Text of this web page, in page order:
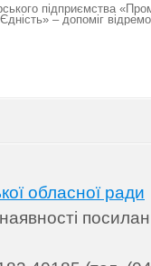
підприємства
– допоміг
обласної ради
наявності